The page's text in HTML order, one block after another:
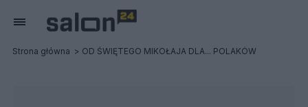
Strona główna OD ŚWIĘTEGO MIKOŁAJA DLA... POLAKÓW